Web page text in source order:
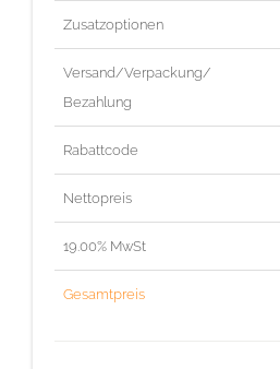
Zusatzoptionen
Versand/Verpackung/
Bezahlung
Rabattcode
Nettopreis
19.00% MwSt
Gesamtpreis